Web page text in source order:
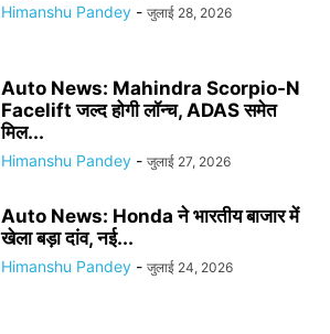
Himanshu Pandey - जुलाई 28, 2026
Auto News: Mahindra Scorpio-N
Facelift जल्द होगी लॉन्च, ADAS समेत
मिल...
Himanshu Pandey - जुलाई 27, 2026
Auto News: Honda ने भारतीय बाजार में
खेला बड़ा दांव, नई...
Himanshu Pandey - जुलाई 24, 2026